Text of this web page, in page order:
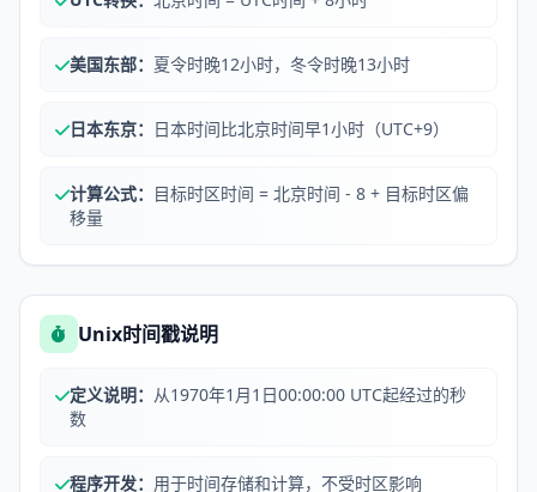
美国东部： 夏令时晚12小时，冬令时晚13小时
日本东京： 日本时间比北京时间早1小时（UTC+9）
计算公式： 目标时区时间 = 北京时间 - 8 + 目标时区偏
移量
Unix时间戳说明
定义说明： 从1970年1月1日00:00:00 UTC起经过的秒
数
程序开发： 用于时间存储和计算，不受时区影响